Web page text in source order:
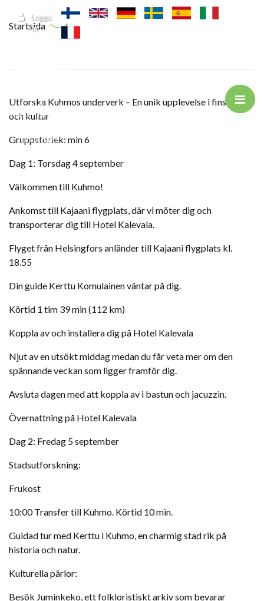
Hoppa till huvudinnehåll
Logga
in
Startsida
Utforska Kuhmos underverk – En unik upplevelse i finsk natur
och kultur
Gruppstorlek: min 6
Dag 1: Torsdag 4 september
Välkommen till Kuhmo!
Ankomst till Kajaani flygplats, där vi möter dig och
transporterar dig till Hotel Kalevala.
Flyget från Helsingfors anländer till Kajaani flygplats kl.
18.55
Din guide Kerttu Komulainen väntar på dig.
Körtid 1 tim 39 min (112 km)
Koppla av och installera dig på Hotel Kalevala
Njut av en utsökt middag medan du får veta mer om den
spännande veckan som ligger framför dig.
Avsluta dagen med att koppla av i bastun och jacuzzin.
Övernattning på Hotel Kalevala
Dag 2: Fredag 5 september
Stadsutforskning:
Frukost
10:00 Transfer till Kuhmo. Körtid 10 min.
Guidad tur med Kerttu i Kuhmo, en charmig stad rik på
historia och natur.
Kulturella pärlor:
Besök Juminkeko, ett folkloristiskt arkiv som bevarar